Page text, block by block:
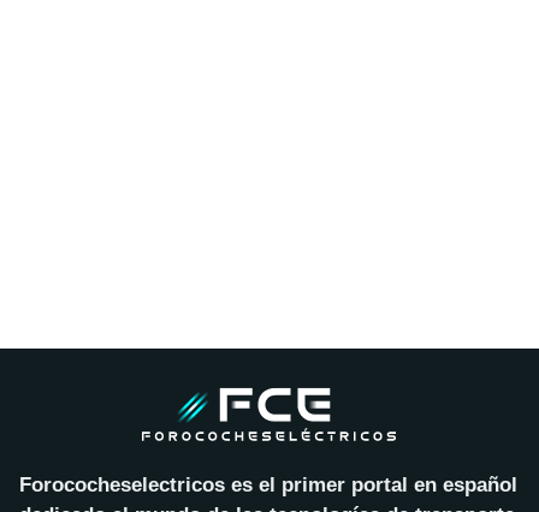
Forococheselectricos es el primer portal en español